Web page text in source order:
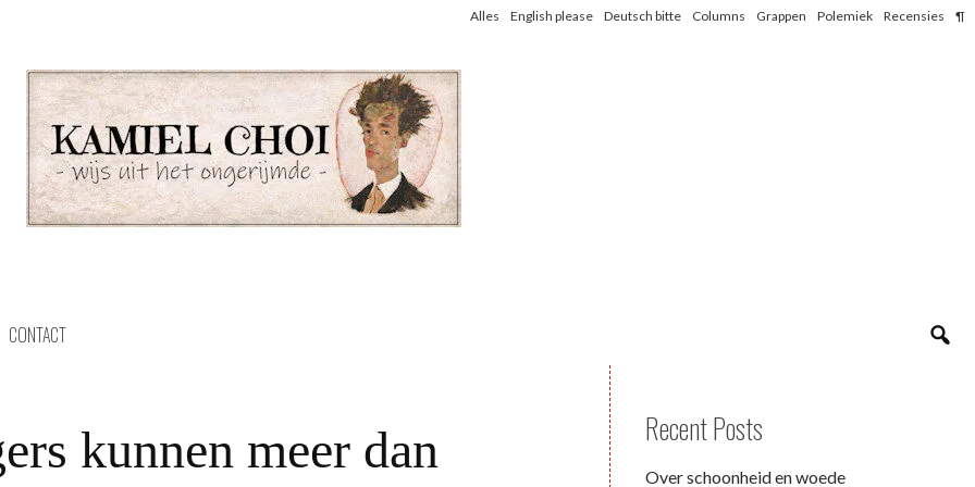
Alles English please Deutsch bitte Columns Grappen Polemiek Recensies ¶
CONTACT
kunnen meer dan
Recent Posts
Over schoonheid en woede